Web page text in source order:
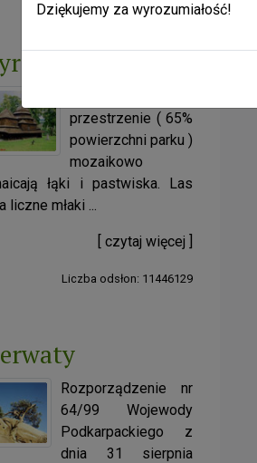
przestrzenie ( 65%
powierzchni parku )
mozaikowo
łąki i pastwiska. Las
liczne młaki ...
[ czytaj więcej ]
Liczba odsłon: 11446129
Rozporządzenie nr
64/99 Wojewody
Podkarpackiego z
dnia 31 sierpnia
Dziękujemy za wyrozumiałość!